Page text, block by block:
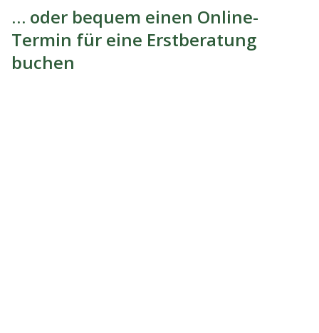
… oder bequem einen Online-
Termin für eine Erstberatung
buchen